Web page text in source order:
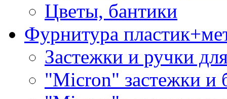
Цветы, бантики
Фурнитура
Застежки и ручки
"Micron" застежки и